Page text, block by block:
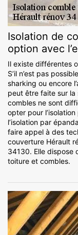
Isolation de
option avec
Il existe différentes
S’il n’est pas
sharking ou encore
peut être faite sur la
combles ne sont
opter pour
l’isolation par
faire appel à des
couverture Hérault
34130. Elle dispose
toiture et combles.